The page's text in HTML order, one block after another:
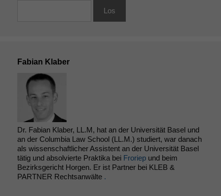
Fabian Klaber
Dr. Fabian Klaber, LL.M, hat an der Universität Basel und
an der Columbia Law School (LL.M.) studiert, war danach
als wissenschaftlicher Assistent an der Universität Basel
tätig und absolvierte Praktika bei Froriep und beim
Bezirksgericht Horgen. Er ist Partner bei KLEB &
PARTNER Rechtsanwälte .